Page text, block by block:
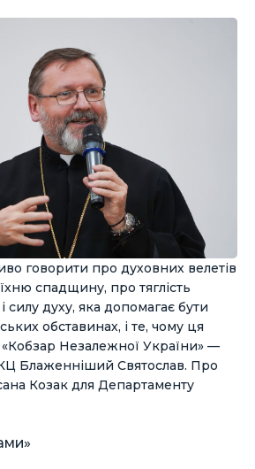
говорити про духовних велетів
спадщину, про тяглість
силу духу, яка допомагає бути
обставинах, і те, чому ця
Незалежної України» —
Блаженніший Святослав. Про
Козак для Департаменту